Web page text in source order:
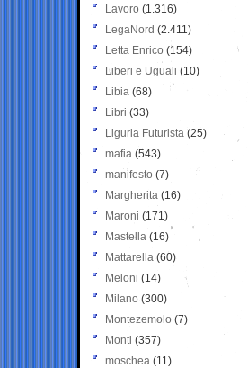
Lavoro (1.316)
LegaNord (2.411)
Letta Enrico (154)
Liberi e Uguali (10)
Libia (68)
Libri (33)
Liguria Futurista (25)
mafia (543)
manifesto (7)
Margherita (16)
Maroni (171)
Mastella (16)
Mattarella (60)
Meloni (14)
Milano (300)
Montezemolo (7)
Monti (357)
moschea (11)